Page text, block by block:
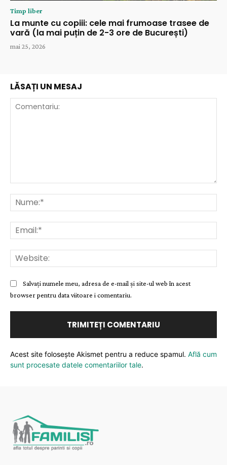
Timp liber
La munte cu copiii: cele mai frumoase trasee de
vară (la mai puțin de 2-3 ore de București)
mai 25, 2026
LĂSAȚI UN MESAJ
Salvați numele meu, adresa de e-mail și site-ul web în acest
browser pentru data viitoare i comentariu.
Acest site folosește Akismet pentru a reduce spamul. Află cum
sunt procesate datele comentariilor tale.